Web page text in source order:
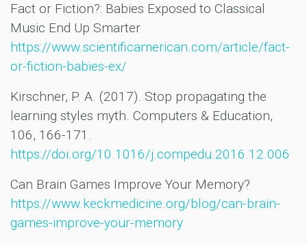
Fact or Fiction?: Babies Exposed to Classical
Music End Up Smarter
https://www.scientificamerican.com/article/fact-
or-fiction-babies-ex/
Kirschner, P. A. (2017). Stop propagating the
learning styles myth. Computers & Education,
106, 166-171.
https://doi.org/10.1016/j.compedu.2016.12.006
Can Brain Games Improve Your Memory?
https://www.keckmedicine.org/blog/can-brain-
games-improve-your-memory